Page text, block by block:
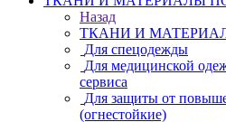
Назад
ТКАНИ И
Для спецодежды
Для медицинской
сервиса
Для защиты от
(огнестойкие)